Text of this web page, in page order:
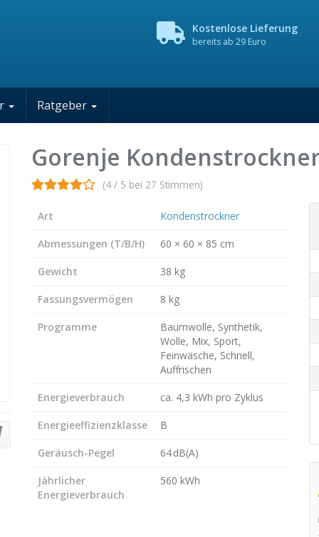
Kostenlose Lieferung
bereits ab 29 Euro
Ratgeber
Gorenje Kondenstrockner
(4 / 5 bei 27 Stimmen)
Art Kondenstrockner
Abmessungen (T/B/H) 60 × 60 × 85 cm
Gewicht 38 kg
Fassungsvermögen 8 kg
Programme
Baumwolle, Synthetik,
Wolle, Mix, Sport,
Feinwäsche, Schnell,
Auffrischen
Energieverbrauch ca. 4,3 kWh pro Zyklus
Energieeffizienzklasse B
Geräusch-Pegel 64 dB(A)
Jährlicher
Energieverbrauch
560 kWh